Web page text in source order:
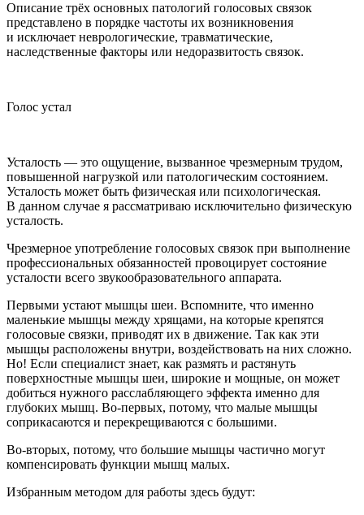
Описание трёх основных патологий голосовых связок
представлено в порядке частоты их возникновения
и исключает неврологические, травматические,
наследственные факторы или недоразвитость связок.
Голос устал
Усталость — это ощущение, вызванное чрезмерным трудом,
повышенной нагрузкой или патологическим состоянием.
Усталость может быть физическая или психологическая.
В данном случае я рассматриваю исключительно физическую
усталость.
Чрезмерное употребление голосовых связок при выполнение
профессиональных обязанностей провоцирует состояние
усталости всего звукообразовательного аппарата.
Первыми устают мышцы шеи. Вспомните, что именно
маленькие мышцы между хрящами, на которые крепятся
голосовые связки, приводят их в движение. Так как эти
мышцы расположены внутри, воздействовать на них сложно.
Но! Если специалист знает, как размять и растянуть
поверхностные мышцы шеи, широкие и мощные, он может
добиться нужного расслабляющего эффекта именно для
глубоких мышц. Во-первых, потому, что малые мышцы
соприкасаются и перекрещиваются с большими.
Во-вторых, потому, что большие мышцы частично могут
компенсировать функции мышц малых.
Избранным методом для работы здесь будут: